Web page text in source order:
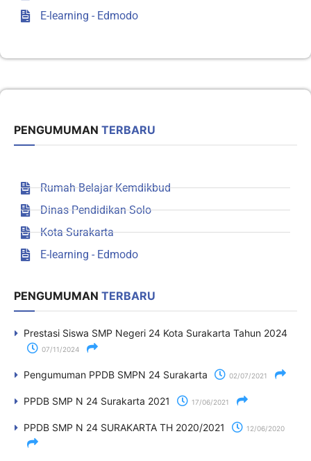
E-learning - Edmodo
PENGUMUMAN TERBARU
Rumah Belajar Kemdikbud
Dinas Pendidikan Solo
Kota Surakarta
E-learning - Edmodo
PENGUMUMAN TERBARU
Prestasi Siswa SMP Negeri 24 Kota Surakarta Tahun 2024
07/11/2024
Pengumuman PPDB SMPN 24 Surakarta 02/07/2021
PPDB SMP N 24 Surakarta 2021 17/06/2021
PPDB SMP N 24 SURAKARTA TH 2020/2021 12/06/2020